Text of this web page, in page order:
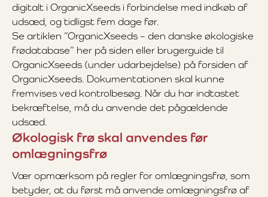
digitalt i OrganicXseeds i forbindelse med indkøb af
udsæd, og tidligst fem dage før.
Se artiklen ”OrganicXseeds – den danske økologiske
frødatabase” her på siden eller brugerguide til
OrganicXseeds (under udarbejdelse) på forsiden af
OrganicXseeds. Dokumentationen skal kunne
fremvises ved kontrolbesøg. Når du har indtastet
bekræftelse, må du anvende det pågældende
udsæd.
Økologisk frø skal anvendes før
omlægningsfrø
Vær opmærksom på regler for omlægningsfrø, som
betyder, at du først må anvende omlægningsfrø af